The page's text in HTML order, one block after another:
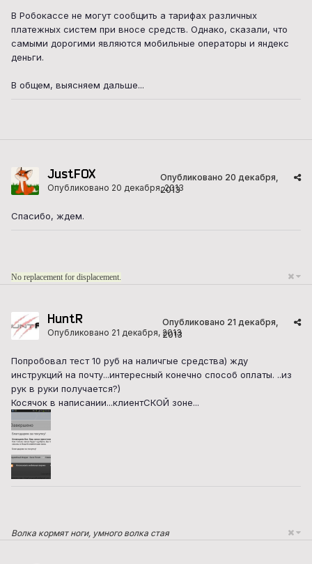
В Робокассе не могут сообщить а тарифах различных
платежных систем при вносе средств. Однако, сказали, что
самыми дорогими являются мобильные операторы и яндекс
деньги.
В общем, выясняем дальше...
JustFOX
Опубликовано 20 декабря, 2013
Опубликовано 20 декабря,
2013
Спасибо, ждем.
No replacement for displacement.
HuntR
Опубликовано 21 декабря, 2013
Опубликовано 21 декабря,
2013
Попробовал тест 10 руб на наличгые средства) жду
инструкций на почту...интересный конечно способ оплаты. ..из
рук в руки получается?)
Косячок в написании...клиентСКОЙ зоне...
Волка кормят ноги, умного волка стая